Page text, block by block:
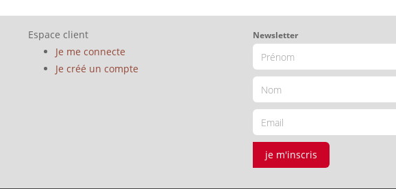
Espace client
Je me connecte
Je créé un compte
Newsletter
je m'inscris